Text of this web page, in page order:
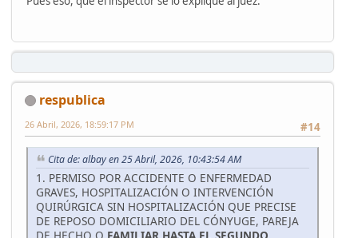
respublica
#14
26 Abril, 2026, 18:59:17 PM
Cita de: albay en 25 Abril, 2026, 10:43:54 AM
1. PERMISO POR ACCIDENTE O ENFERMEDAD
GRAVES, HOSPITALIZACIÓN O INTERVENCIÓN
QUIRÚRGICA SIN HOSPITALIZACIÓN QUE PRECISE
DE REPOSO DOMICILIARIO DEL CÓNYUGE, PAREJA
DE HECHO O FAMILIAR HASTA EL SEGUNDO